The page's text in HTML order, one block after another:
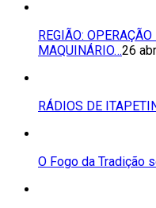
REGIÃO:
MAQUINÁRIO…26
RÁDIOS DE
O Fogo da Tradição